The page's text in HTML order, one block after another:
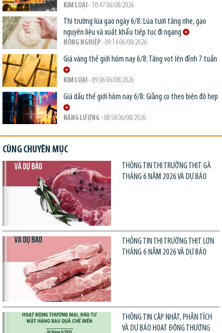
KIM LOẠI - 10:47 06/08/2026
Thị trường lúa gạo ngày 6/8: Lúa tươi tăng nhẹ, gạo
nguyên liệu và xuất khẩu tiếp tục đi ngang
NÔNG NGHIỆP- 09:14 06/08/2026
Giá vàng thế giới hôm nay 6/8: Tăng vọt lên đỉnh 7 tuần
KIM LOẠI - 09:06 06/08/2026
Giá dầu thế giới hôm nay 6/8: Giằng co theo biên độ hẹp
NĂNG LƯỢNG - 08:58 06/08/2026
CÙNG CHUYÊN MỤC
THÔNG TIN THỊ TRƯỜNG THỊT GÀ
THÁNG 6 NĂM 2026 VÀ DỰ BÁO
THÔNG TIN THỊ TRƯỜNG THỊT LỢN
THÁNG 6 NĂM 2026 VÀ DỰ BÁO
THÔNG TIN CẬP NHẬT, PHÂN TÍCH
VÀ DỰ BÁO HOẠT ĐỘNG THƯƠNG